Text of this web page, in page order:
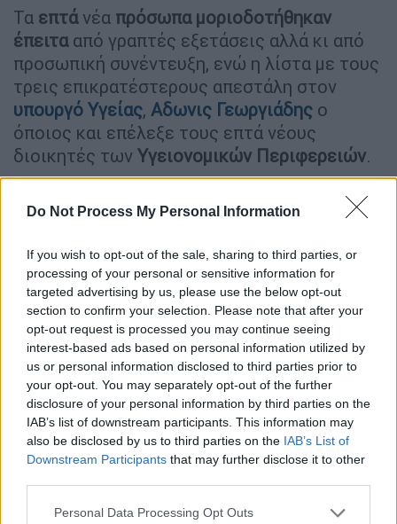
Do Not Process My Personal Information
If you wish to opt-out of the sale, sharing to third parties, or
processing of your personal or sensitive information for
targeted advertising by us, please use the below opt-out
section to confirm your selection. Please note that after your
opt-out request is processed you may continue seeing
interest-based ads based on personal information utilized by
us or personal information disclosed to third parties prior to
your opt-out. You may separately opt-out of the further
disclosure of your personal information by third parties on the
IAB’s list of downstream participants. This information may
also be disclosed by us to third parties on the IAB’s List of
Downstream Participants that may further disclose it to other
Please note that this website/app uses one or more Google
Personal Data Processing Opt Outs
Τα επτάνέα πρόσωπα μοριοδοτήθηκαν
έπειτααπό γραπτές εξετάσεις αλλά κι από
προσωπική συνέντευξη, ενώ η λίστα με τους
τρεις επικρατέστερους απεστάλη στον
υπουργό Υγείας, Αδωνις Γεωργιάδης ο
όποιος και επέλεξε τους επτά νέους
διοικητές των Υγειονομικών Περιφερειών.
ΔΙΑΒΑΣΤΕ ΕΠΙΣΗΣ
Υγεία 31.07.2024 06:59
ΕΣΥ: Το σχέδιο που θα ανακοινωθεί
τον Σεπτέμβριο - Συγχωνεύσεις και
αλλαγές σε επείγοντα, εφημερίες
Συνεδριάζει η επιτροπή κοινωνικών
υποθέσεων της Βουλής
Αύριο το πρωί θα συνεδριάσει η επιτροπή
κοινωνικών υποθέσεων τηςΒουλήςγια να
δώσει και τυπικά την έγκριση για τον